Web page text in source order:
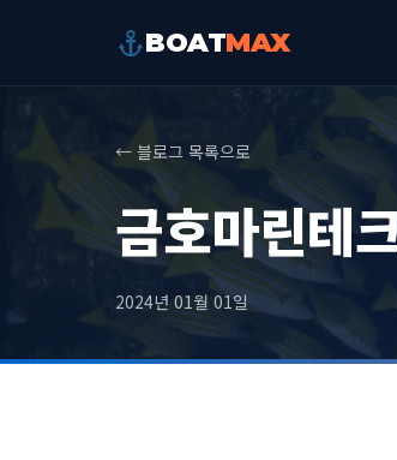
BOATMAX
← 블로그 목록으로
금호마린테
2024년 01월 01일